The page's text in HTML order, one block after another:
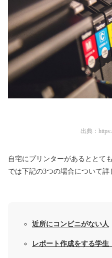
出典：
自宅にプリンターがあるととて
では下記の3つの場合について詳
近所にコンビニがない人
レポート作成をする学生